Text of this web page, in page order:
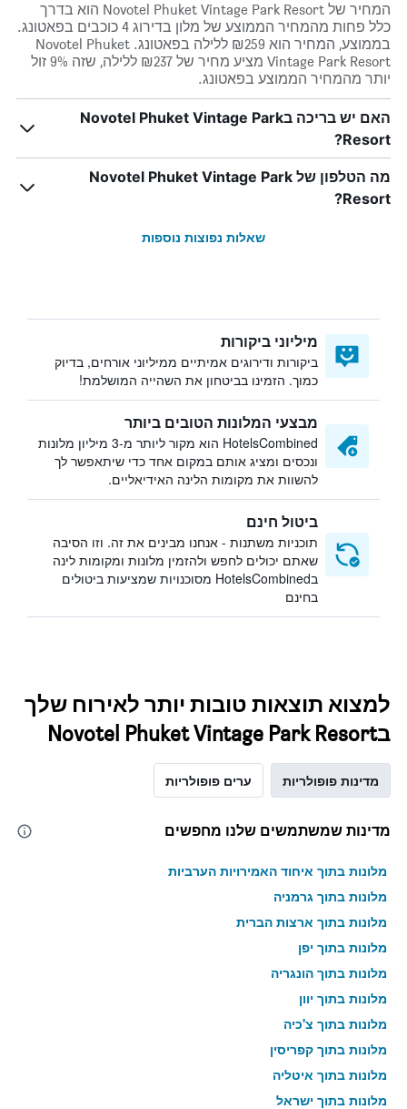
המחיר של Novotel Phuket Vintage Park Resort הוא בדרך
כלל פחות מהמחיר הממוצע של מלון בדירוג 4 כוכבים בפאטונג.
בממוצע, המחיר הוא ₪259 ללילה בפאטונג. Novotel Phuket
Vintage Park Resort מציע מחיר של ₪237 ללילה, שזה 9% זול
יותר מהמחיר הממוצע בפאטונג.
האם יש בריכה בNovotel Phuket Vintage Park
Resort?
מה הטלפון של Novotel Phuket Vintage Park
Resort?
שאלות נפוצות נוספות
מיליוני ביקורות
ביקורות ודירוגים אמיתיים ממיליוני אורחים, בדיוק
כמוך. הזמינו בביטחון את השהייה המושלמת!
מבצעי המלונות הטובים ביותר
HotelsCombined הוא מקור ליותר מ-3 מיליון מלונות
ונכסים ומציג אותם במקום אחד כדי שיתאפשר לך
להשוות את מקומות הלינה האידיאליים.
ביטול חינם
תוכניות משתנות - אנחנו מבינים את זה. וזו הסיבה
שאתם יכולים לחפש ולהזמין מלונות ומקומות לינה
בHotelsCombined מסוכנויות שמציעות ביטולים
בחינם
למצוא תוצאות טובות יותר לאירוח שלך
בNovotel Phuket Vintage Park Resort
מדינות פופולריות ערים פופולריות
מדינות שמשתמשים שלנו מחפשים
מלונות בתוך איחוד האמירויות הערביות
מלונות בתוך גרמניה
מלונות בתוך ארצות הברית
מלונות בתוך יפן
מלונות בתוך הונגריה
מלונות בתוך יוון
מלונות בתוך צ'כיה
מלונות בתוך קפריסין
מלונות בתוך איטליה
מלונות בתוך ישראל